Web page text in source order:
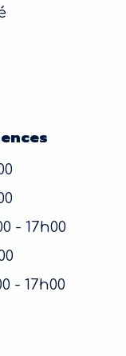
- 17h00
- 17h00